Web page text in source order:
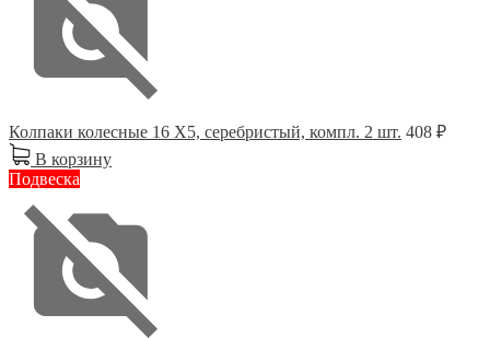
Колпаки колесные 16 Х5, серебристый, компл. 2 шт. 408 ₽
В корзину
Подвеска